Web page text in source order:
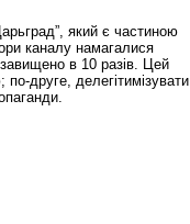
який є частиною
каналу намагалися
завищено в 10 разів. Цей
друге, делегітимізувати